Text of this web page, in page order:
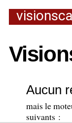
Aucun
mais le
suivants :